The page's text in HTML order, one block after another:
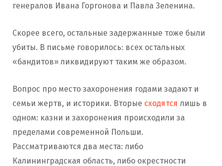
генералов Ивана Горгонова и Павла Зеленина.
Скорее всего, остальные задержанные тоже были
убиты. В письме говорилось: всех остальных
«бандитов» ликвидируют таким же образом.
Вопрос про место захоронения годами задают и
семьи жертв, и историки. Вторые сходятся лишь в
одном: казни и захоронения происходили за
пределами современной Польши.
Рассматриваются два места: либо
Калининградская область, либо окрестности